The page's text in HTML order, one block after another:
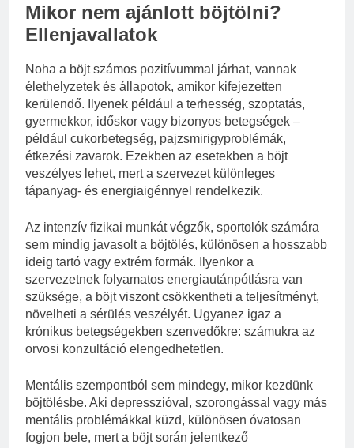
Mikor nem ajánlott böjtölni?
Ellenjavallatok
Noha a böjt számos pozitívummal járhat, vannak
élethelyzetek és állapotok, amikor kifejezetten
kerülendő. Ilyenek például a terhesség, szoptatás,
gyermekkor, időskor vagy bizonyos betegségek –
például cukorbetegség, pajzsmirigyproblémák,
étkezési zavarok. Ezekben az esetekben a böjt
veszélyes lehet, mert a szervezet különleges
tápanyag- és energiaigénnyel rendelkezik.
Az intenzív fizikai munkát végzők, sportolók számára
sem mindig javasolt a böjtölés, különösen a hosszabb
ideig tartó vagy extrém formák. Ilyenkor a
szervezetnek folyamatos energiautánpótlásra van
szüksége, a böjt viszont csökkentheti a teljesítményt,
növelheti a sérülés veszélyét. Ugyanez igaz a
krónikus betegségekben szenvedőkre: számukra az
orvosi konzultáció elengedhetetlen.
Mentális szempontból sem mindegy, mikor kezdünk
böjtölésbe. Aki depresszióval, szorongással vagy más
mentális problémákkal küzd, különösen óvatosan
fogjon bele, mert a böjt során jelentkező